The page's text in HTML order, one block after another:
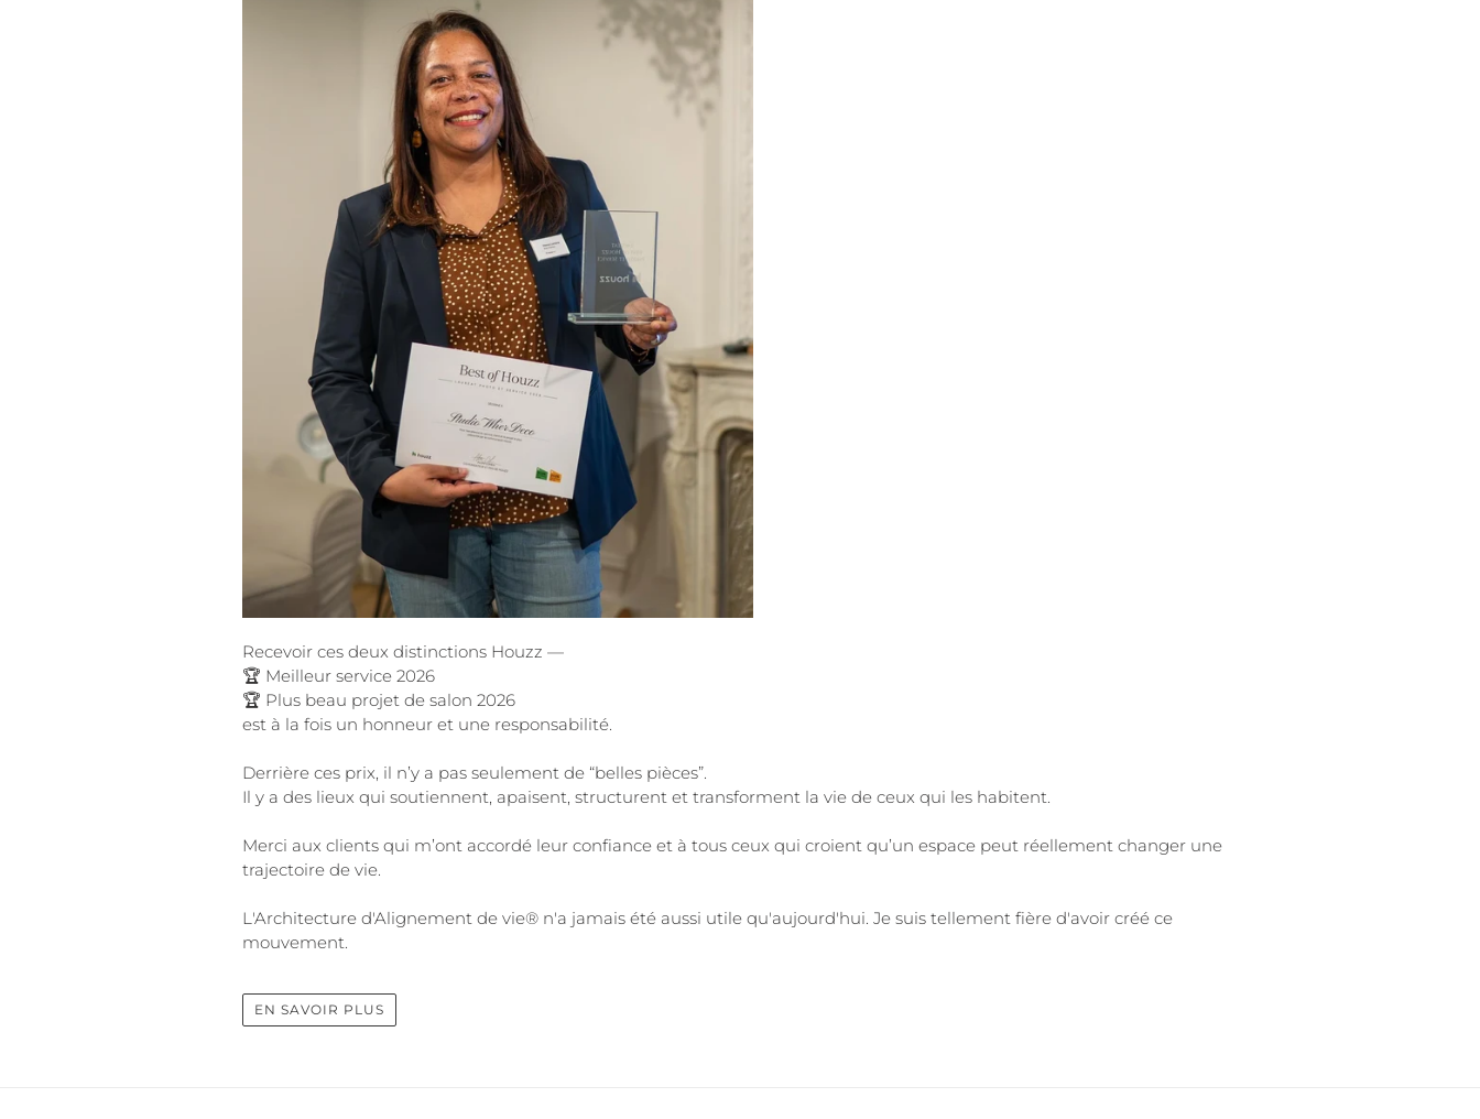
Recevoir ces deux distinctions Houzz —
🏆 Meilleur service 2026
🏆 Plus beau projet de salon 2026
est à la fois un honneur et une responsabilité.
Derrière ces prix, il n’y a pas seulement de “belles pièces”.
Il y a des lieux qui soutiennent, apaisent, structurent et transforment la vie de ceux qui les habitent.
Merci aux clients qui m’ont accordé leur confiance et à tous ceux qui croient qu’un espace peut réellement changer une
trajectoire de vie.
L'Architecture d'Alignement de vie® n'a jamais été aussi utile qu'aujourd'hui. Je suis tellement fière d'avoir créé ce
mouvement.
EN SAVOIR PLUS